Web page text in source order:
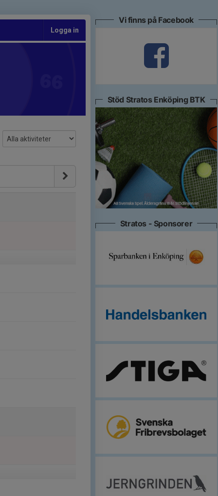
Logga in
Vi finns på Facebook
Stöd Stratos Enköping BTK
Stratos - Sponsorer